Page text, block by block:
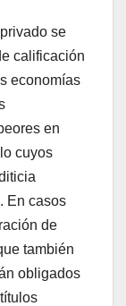
se
calificación
economías
en
cuyos
En casos
de
también
obligados